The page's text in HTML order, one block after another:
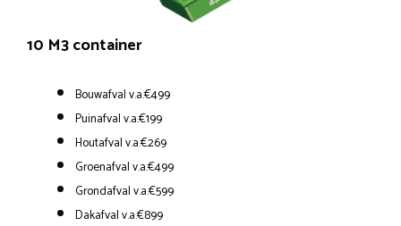
10 M3 container
Bouwafval v.a.€499
Puinafval v.a.€199
Houtafval v.a.€269
Groenafval v.a.€499
Grondafval v.a.€599
Dakafval v.a.€899